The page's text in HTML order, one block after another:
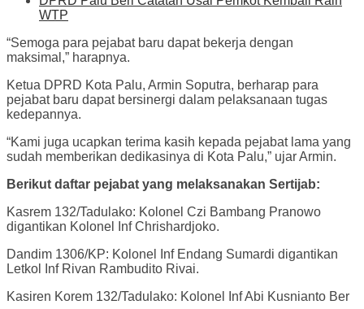
WTP
“Semoga para pejabat baru dapat bekerja dengan
maksimal,” harapnya.
Ketua DPRD Kota Palu, Armin Soputra, berharap para
pejabat baru dapat bersinergi dalam pelaksanaan tugas
kedepannya.
“Kami juga ucapkan terima kasih kepada pejabat lama yang
sudah memberikan dedikasinya di Kota Palu,” ujar Armin.
Berikut daftar pejabat yang melaksanakan Sertijab:
Kasrem 132/Tadulako: Kolonel Czi Bambang Pranowo
digantikan Kolonel Inf Chrishardjoko.
Dandim 1306/KP: Kolonel Inf Endang Sumardi digantikan
Letkol Inf Rivan Rambudito Rivai.
Kasiren Korem 132/Tadulako: Kolonel Inf Abi Kusnianto Ber